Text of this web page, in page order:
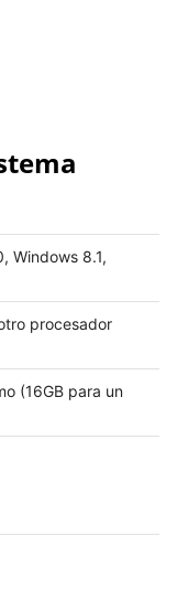
Windows 8.1,
procesador
(16GB para un